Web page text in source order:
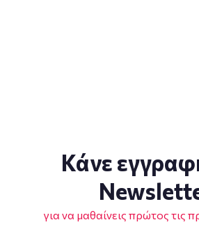
Κάνε
για να μαθαίνεις πρώτος τις